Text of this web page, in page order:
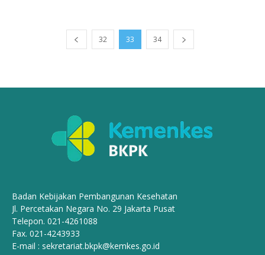
32 33 34
Badan Kebijakan Pembangunan Kesehatan
Jl. Percetakan Negara No. 29 Jakarta Pusat
Telepon. 021-4261088
Fax. 021-4243933
E-mail : sekretariat.bkpk@kemkes.go.id